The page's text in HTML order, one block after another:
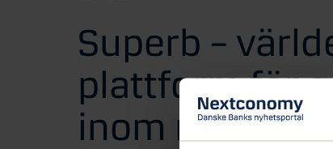
Superb –
plattform för
inom